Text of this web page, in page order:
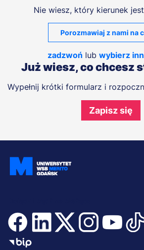
Nie wiesz, który kierunek
Porozmawiaj z nami na
zadzwoń lub wybierz
Już wiesz, co chcesz
Wypełnij krótki formularz i
Zapisz się